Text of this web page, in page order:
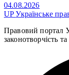
04.08.2026
UPУкраїнське
Правовий портал
законотворчість